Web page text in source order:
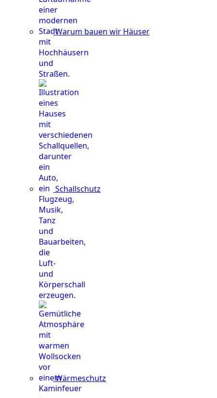
Warum bauen wir Häuser
Schallschutz
Wärmeschutz